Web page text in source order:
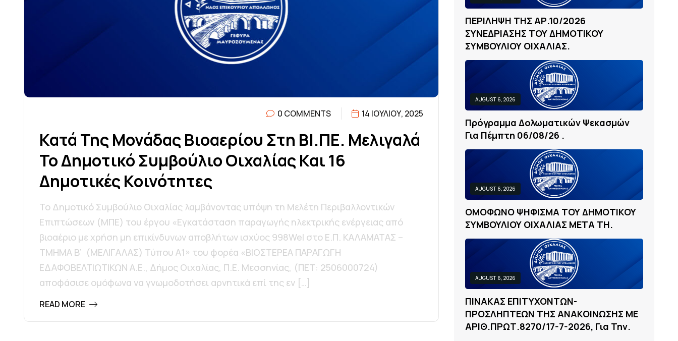
0 COMMENTS 14 ΙΟΥΛΊΟΥ, 2025
ΚΑΤΆ ΤΗΣΜΟΝΆΔΑΣΒΙΟΑΕΡΊΟΥ ΣΤΗ ΒΙ.ΠΕ. ΜΕΛΙΓΑΛΆ
ΤΟΔΗΜΟΤΙΚΌ ΣΥΜΒΟΎΛΙΟΟΙΧΑΛΊΑΣΚΑΙ16
ΔΗΜΟΤΙΚΈΣΚΟΙΝΌΤΗΤΕΣ
Το Δημοτικό Συμβούλιο Οιχαλίας λαμβάνοντας υπόψη τη Μελέτη Περιβαλλοντικών
Επιπτώσεων (ΜΠΕ) του έργου «Εγκατάσταση παραγωγής ηλεκτρικής ενέργειας από
βιοαέριο με χρήση μη επικίνδυνων αποβλήτων ισχύος 998Wel στο Ε.Π. ΚΑΛΑΜΑΤΑΣ –
ΤΜΗΜΑ Β’ (ΜΕΛΙΓΑΛΑΣ) Τύπου Α1» του φορέα «ΒΙΟΣΤΕΡΕΑ ΠΑΡΑΓΩΓΗ
ΕΔΑΦΟΒΕΛΤΙΩΤΙΚΩΝ Α.Ε., Δήμος Οιχαλίας, Π.Ε. Μεσσηνίας, (ΠΕΤ: 2506000724)
αποφάσισε ομόφωνα να γνωμοδοτήσει αρνητικά επί της εν […]
READ MORE
ΠΕΡΙΛΗΨΗ ΤΗΣ ΑΡ.10/2026
ΣΥΝΕΔΡΙΑΣΗΣ ΤΟΥΔΗΜΟΤΙΚΟΥ
ΣΥΜΒΟΥΛΙΟΥ ΟΙΧΑΛΙΑΣ.
AUGUST 6, 2026
ΠΡΌΓΡΑΜΜΑ ΔΟΛΩΜΑΤΙΚΏΝ ΨΕΚΑΣΜΏΝ
ΓΙΑ ΠΈΜΠΤΗ 06/08/26 .
AUGUST 6, 2026
ΟΜΟΦΩΝΟ ΨΗΦΙΣΜΑ ΤΟΥΔΗΜΟΤΙΚΟΥ
ΣΥΜΒΟΥΛΙΟΥ ΟΙΧΑΛΙΑΣ ΜΕΤΑ ΤΗ.
AUGUST 6, 2026
ΠΙΝΑΚΑΣ ΕΠΙΤΥΧΟΝΤΩΝ-
ΠΡΟΣΛΗΠΤΕΩΝ ΤΗΣ ΑΝΑΚΟΙΝΩΣΗΣ ΜΕ
ΑΡΙΘ.ΠΡΩΤ.8270/17-7-2026, ΓΙΑ ΤΗΝ.